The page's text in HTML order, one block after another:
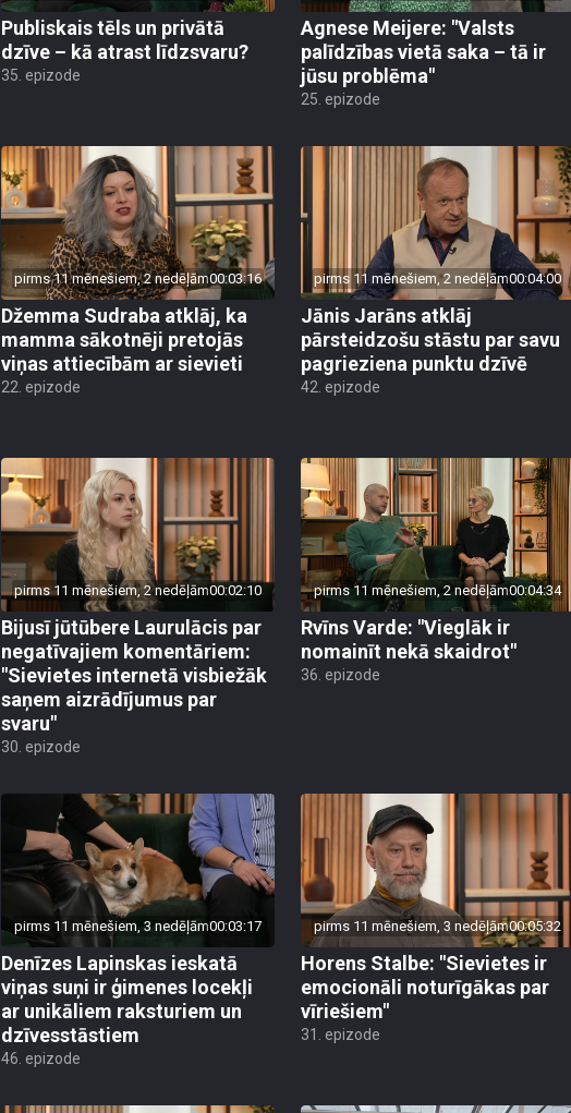
Publiskais tēls un privātā
dzīve – kā atrast līdzsvaru?
35. epizode
Agnese Meijere: "Valsts
palīdzības vietā saka – tā ir
jūsu problēma"
25. epizode
pirms 11 mēnešiem, 2 nedēļām00:03:16
Džemma Sudraba atklāj, ka
mamma sākotnēji pretojās
viņas attiecībām ar sievieti
22. epizode
pirms 11 mēnešiem, 2 nedēļām00:04:00
Jānis Jarāns atklāj
pārsteidzošu stāstu par savu
pagrieziena punktu dzīvē
42. epizode
pirms 11 mēnešiem, 2 nedēļām00:02:10
Bijusī jūtūbere Laurulācis par
negatīvajiem komentāriem:
"Sievietes internetā visbiežāk
saņem aizrādījumus par
svaru"
30. epizode
pirms 11 mēnešiem, 2 nedēļām00:04:34
Rvīns Varde: "Vieglāk ir
nomainīt nekā skaidrot"
36. epizode
pirms 11 mēnešiem, 3 nedēļām00:03:17
Denīzes Lapinskas ieskatā
viņas suņi ir ģimenes locekļi
ar unikāliem raksturiem un
dzīvesstāstiem
46. epizode
pirms 11 mēnešiem, 3 nedēļām00:05:32
Horens Stalbe: "Sievietes ir
emocionāli noturīgākas par
vīriešiem"
31. epizode